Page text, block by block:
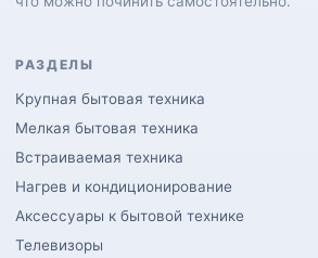
РАЗДЕЛЫ
Крупная бытовая техника
Мелкая бытовая техника
Встраиваемая техника
Нагрев и кондиционирование
Аксессуары к бытовой технике
Телевизоры